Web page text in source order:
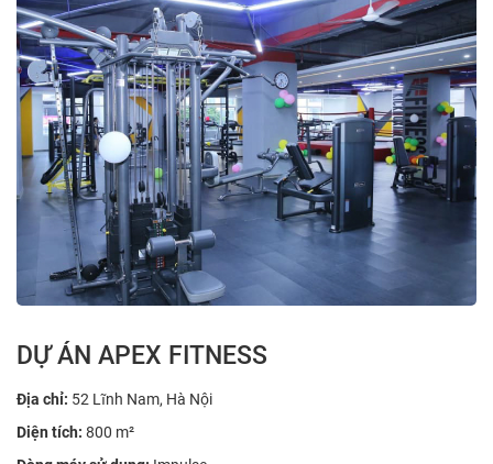
DỰ ÁN APEX FITNESS
Địa chỉ: 52 Lĩnh Nam, Hà Nội
Diện tích: 800 m²